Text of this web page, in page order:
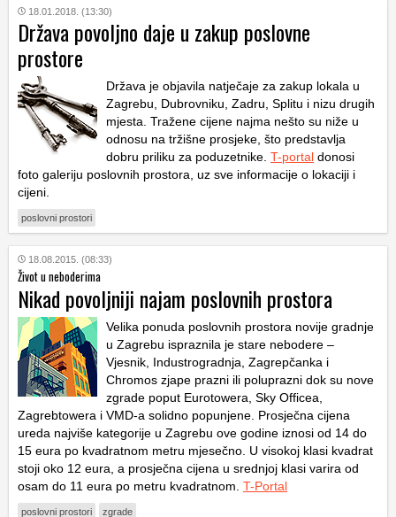
18.01.2018. (13:30)
Država povoljno daje u zakup poslovne
prostore
Država je objavila natječaje za zakup lokala u
Zagrebu, Dubrovniku, Zadru, Splitu i nizu drugih
mjesta. Tražene cijene najma nešto su niže u
odnosu na tržišne prosjeke, što predstavlja
dobru priliku za poduzetnike. T-portal donosi
foto galeriju poslovnih prostora, uz sve informacije o lokaciji i
cijeni.
poslovni prostori
18.08.2015. (08:33)
Život u neboderima
Nikad povoljniji najam poslovnih prostora
Velika ponuda poslovnih prostora novije gradnje
u Zagrebu ispraznila je stare nebodere –
Vjesnik, Industrogradnja, Zagrepčanka i
Chromos zjape prazni ili poluprazni dok su nove
zgrade poput Eurotowera, Sky Officea,
Zagrebtowera i VMD-a solidno popunjene. Prosječna cijena
ureda najviše kategorije u Zagrebu ove godine iznosi od 14 do
15 eura po kvadratnom metru mjesečno. U visokoj klasi kvadrat
stoji oko 12 eura, a prosječna cijena u srednjoj klasi varira od
osam do 11 eura po metru kvadratnom. T-Portal
poslovni prostori zgrade